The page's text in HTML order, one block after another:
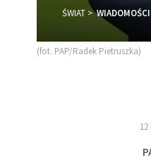
ŚWIAT
(fot. PAP/Radek Pietruszka)